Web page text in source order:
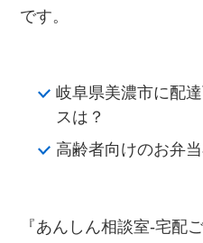
です。
岐阜県美濃市に配
スは？
高齢者向けのお弁
『あんしん相談室‐宅配